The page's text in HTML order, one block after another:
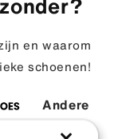
en waarom
schoenen!
Andere